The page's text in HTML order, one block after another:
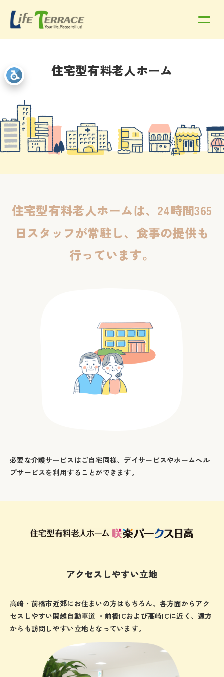
住宅型有料老人ホーム
住宅型有料老人ホームは、24時間365
日スタッフが常駐し、食事の提供も
行っています。
必要な介護サービスはご自宅同様、デイサービスやホームヘル
プサービスを利用することができます。
アクセスしやすい立地
高崎・前橋市近郊にお住まいの方はもちろん、各方面からアク
セスしやすい関越自動車道 ・前橋ICおよび高崎ICに近く、遠方
からも訪問しやすい立地となっています。